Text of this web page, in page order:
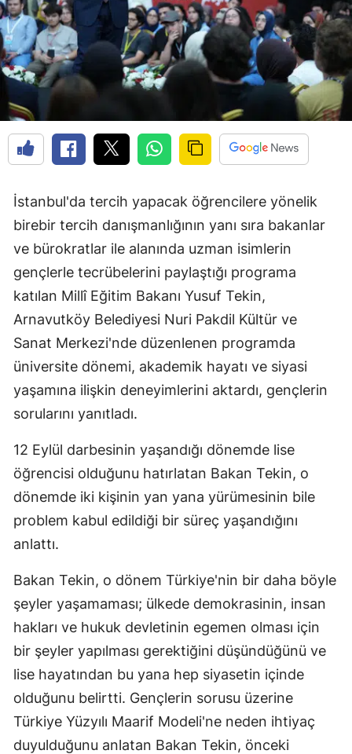
İstanbul'da tercih yapacak öğrencilere yönelik
birebir tercih danışmanlığının yanı sıra bakanlar
ve bürokratlar ile alanında uzman isimlerin
gençlerle tecrübelerini paylaştığı programa
katılan Millî Eğitim Bakanı Yusuf Tekin,
Arnavutköy Belediyesi Nuri Pakdil Kültür ve
Sanat Merkezi'nde düzenlenen programda
üniversite dönemi, akademik hayatı ve siyasi
yaşamına ilişkin deneyimlerini aktardı, gençlerin
sorularını yanıtladı.
12 Eylül darbesinin yaşandığı dönemde lise
öğrencisi olduğunu hatırlatan Bakan Tekin, o
dönemde iki kişinin yan yana yürümesinin bile
problem kabul edildiği bir süreç yaşandığını
anlattı.
Bakan Tekin, o dönem Türkiye'nin bir daha böyle
şeyler yaşamaması; ülkede demokrasinin, insan
hakları ve hukuk devletinin egemen olması için
bir şeyler yapılması gerektiğini düşündüğünü ve
lise hayatından bu yana hep siyasetin içinde
olduğunu belirtti. Gençlerin sorusu üzerine
Türkiye Yüzyılı Maarif Modeli'ne neden ihtiyaç
duyulduğunu anlatan Bakan Tekin, önceki